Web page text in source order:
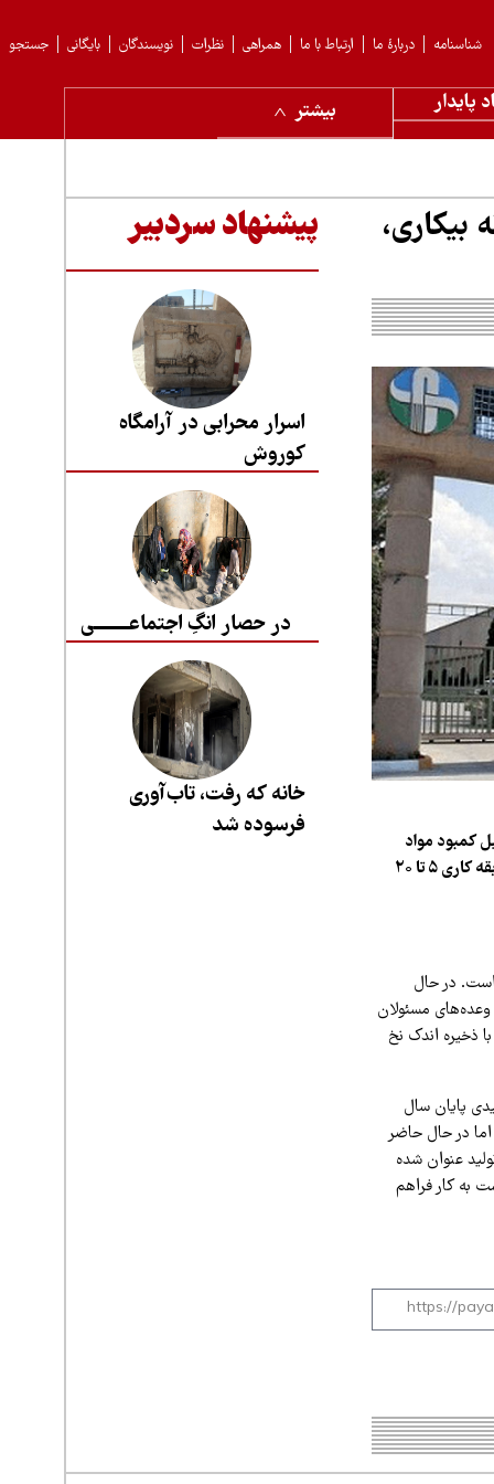
جستجو بایگانی نویسندگان نظرات همراهی ارتباط با ما دربارهٔ ما شناسنامه
پایدار بیشتر
در آستانه بیکاری،
کمبود مواد
اولیه و مشکلات مالی، قرارداد کاری خود را از دست داده و تعدیل شده‌اند. این کارگران که دارای سابقه کاری ۵ تا ۲۰
است. در حال
وعده‌های مسئولان
ذخیره اندک نخ
پایان سال
در حال حاضر
عنوان شده
به کار فراهم
پیشنهاد سردبیر
اسرار محرابی در آرامگاه
کوروش
در حصار انگِ اجتماعــــــــی
خانه که رفت، تاب‌آوری
فرسوده شد